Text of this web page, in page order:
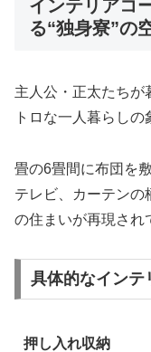
インテリアコ
る“独身寮”の
主人公・正太たちが
トロな一人暮らしの
畳の6畳間に布団を
テレビ、カーテンの
の住まいが再現され
具体的なインテ
押し入れ収納